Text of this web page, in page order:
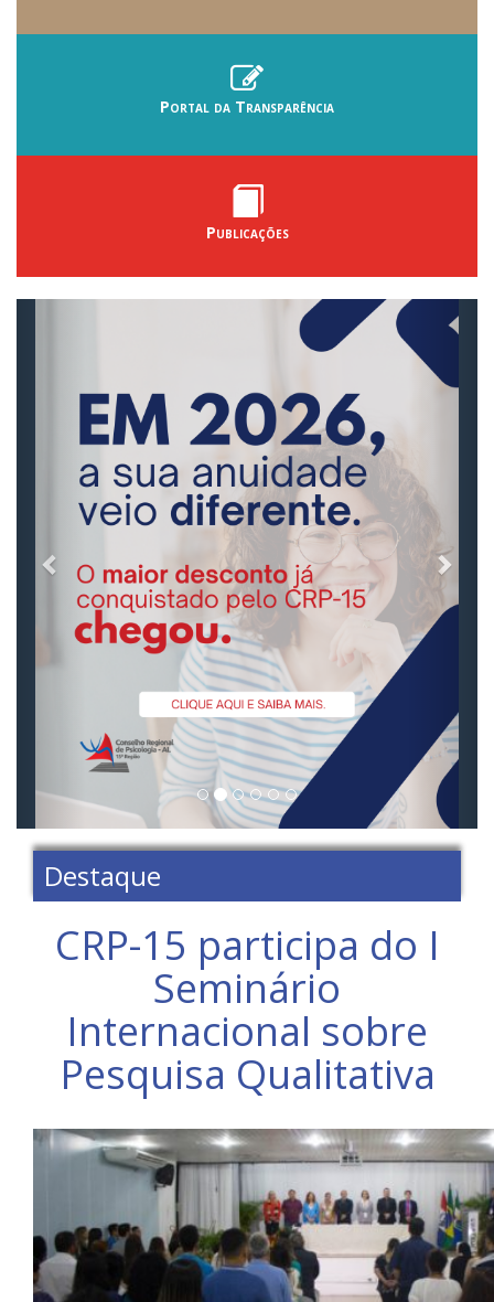
Portal da Transparência
Publicações
Destaque
CRP-15 participa do I
Seminário
Internacional sobre
Pesquisa Qualitativa